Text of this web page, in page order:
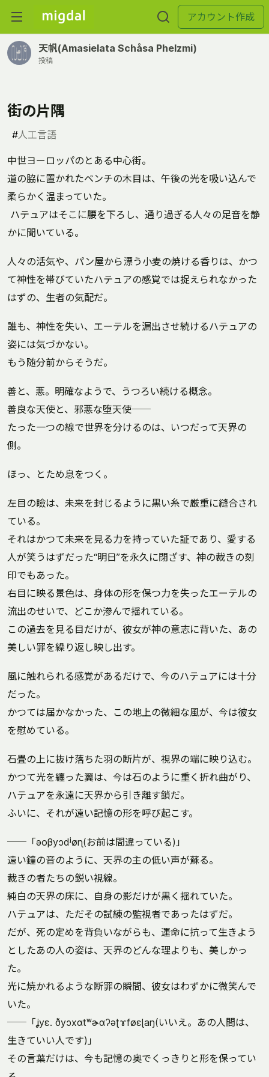
アカウント作成
天帆(Amasielata Schåsa Phelzmi)
投稿
街の片隅
#人工言語
中世ヨーロッパのとある中心街。
道の脇に置かれたベンチの木目は、午後の光を吸い込んで
柔らかく温まっていた。
ハテュアはそこに腰を下ろし、通り過ぎる人々の足音を静
かに聞いている。
人々の活気や、パン屋から漂う小麦の焼ける香りは、かつ
て神性を帯びていたハテュアの感覚では捉えられなかった
はずの、生者の気配だ。
誰も、神性を失い、エーテルを漏出させ続けるハテュアの
姿には気づかない。
もう随分前からそうだ。
善と、悪。明確なようで、うつろい続ける概念。
善良な天使と、邪悪な堕天使──
たった一つの線で世界を分けるのは、いつだって天界の
側。
ほっ、とため息をつく。
左目の瞼は、未来を封じるように黒い糸で厳重に縫合され
ている。
それはかつて未来を見る力を持っていた証であり、愛する
人が笑うはずだった“明日”を永久に閉ざす、神の裁きの刻
印でもあった。
右目に映る景色は、身体の形を保つ力を失ったエーテルの
流出のせいで、どこか滲んで揺れている。
この過去を見る目だけが、彼女が神の意志に背いた、あの
美しい罪を繰り返し映し出す。
風に触れられる感覚があるだけで、今のハテュアには十分
だった。
かつては届かなかった、この地上の微細な風が、今は彼女
を慰めている。
石畳の上に抜け落ちた羽の断片が、視界の端に映り込む。
かつて光を纏った翼は、今は石のように重く折れ曲がり、
ハテュアを永遠に天界から引き離す鎖だ。
ふいに、それが遠い記憶の形を呼び起こす。
──「əoβyɔdʲøɳ(お前は間違っている)」
遠い鐘の音のように、天界の主の低い声が蘇る。
裁きの者たちの鋭い視線。
純白の天界の床に、自身の影だけが黒く揺れていた。
ハテュアは、ただその試練の監視者であったはずだ。
だが、死の定めを背負いながらも、運命に抗って生きよう
としたあの人の姿は、天界のどんな理よりも、美しかっ
た。
光に焼かれるような断罪の瞬間、彼女はわずかに微笑んで
いた。
──「ʝyɛ. ðyɔxɑtʷɚɑʔəʈɤføɛɭaŋ(いいえ。あの人間は、
生きていい人です)」
その言葉だけは、今も記憶の奥でくっきりと形を保ってい